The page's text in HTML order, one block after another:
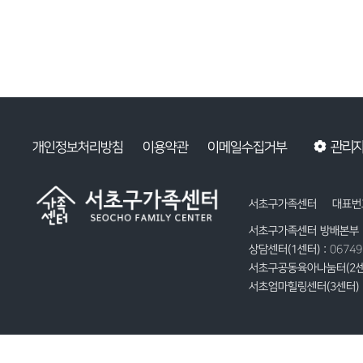
개인정보처리방침 이용약관 이메일수집거부 관리
서초구가족센터 대표
서초구가족센터 방배본
상담센터(1센터) :06749
서초구공동육아나눔터(2
서초엄마힐링센터(3센터